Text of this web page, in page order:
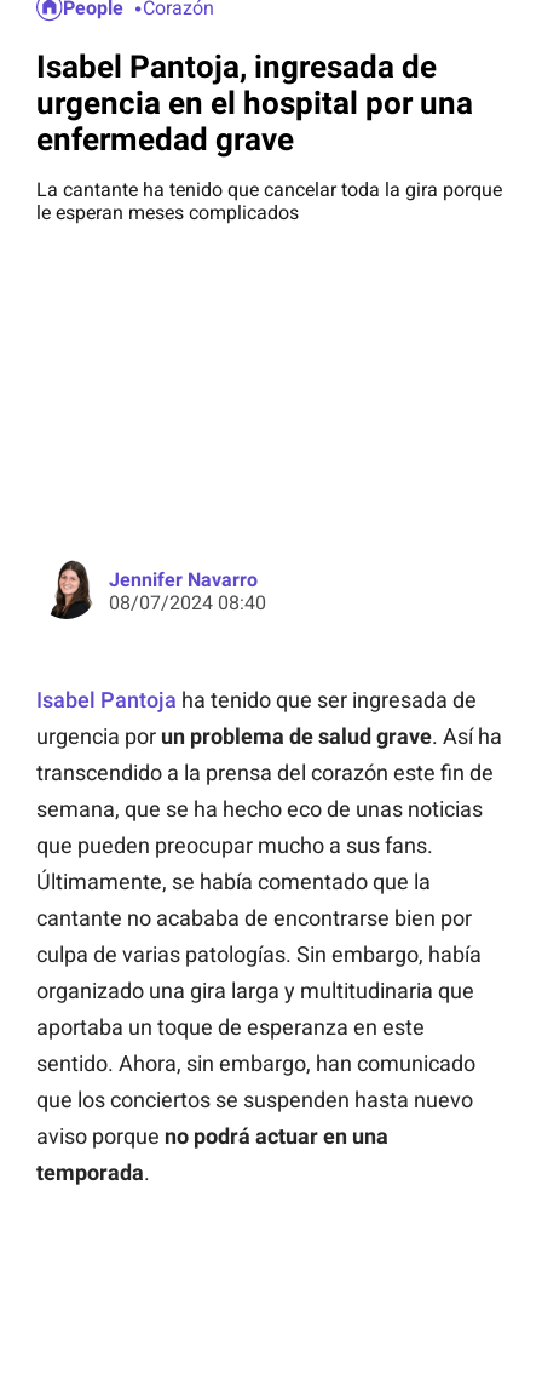
People Corazón
Isabel Pantoja, ingresada de
urgencia en el hospital por una
enfermedad grave
La cantante ha tenido que cancelar toda la gira porque
le esperan meses complicados
Jennifer Navarro
08/07/2024 08:40
Isabel Pantoja ha tenido que ser ingresada de
urgencia por un problema de salud grave. Así ha
transcendido a la prensa del corazón este fin de
semana, que se ha hecho eco de unas noticias
que pueden preocupar mucho a sus fans.
Últimamente, se había comentado que la
cantante no acababa de encontrarse bien por
culpa de varias patologías. Sin embargo, había
organizado una gira larga y multitudinaria que
aportaba un toque de esperanza en este
sentido. Ahora, sin embargo, han comunicado
que los conciertos se suspenden hasta nuevo
aviso porque no podrá actuar en una
temporada.